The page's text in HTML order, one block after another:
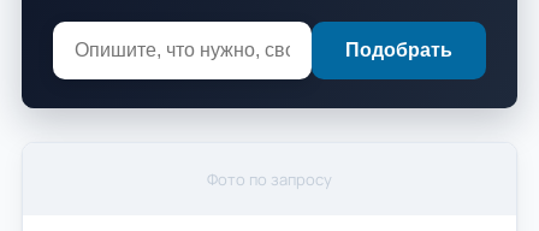
Подобрать
Фото по запросу